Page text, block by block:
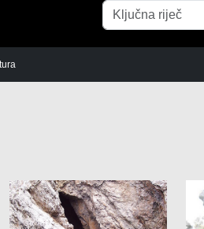
Pretraga